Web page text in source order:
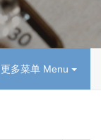
更多菜单 Menu